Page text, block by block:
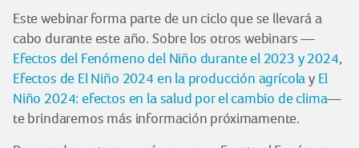
Este webinar forma parte de un ciclo que se llevará a
cabo durante este año. Sobre los otros webinars —
Efectos del Fenómeno del Niño durante el 2023 y 2024,
Efectos de El Niño 2024 en la producción agrícolay El
Niño 2024: efectos en la salud por el cambio de clima—
te brindaremos más información próximamente.